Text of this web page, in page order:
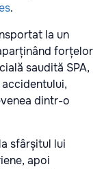
.
la un
forțelor
saudită SPA,
dintr-o
sfârșitul lui
apoi